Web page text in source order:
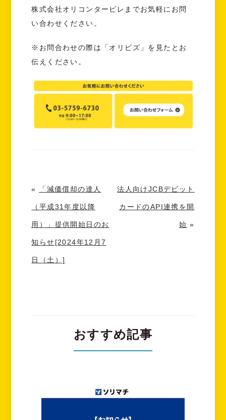
株式会社オリコンタービレまでお気軽にお問
い合わせください。
※お問合わせの際は「オリビズ」を見たとお
伝えください。
« 「減価償却の達人
（平成31年度以降
用）」提供開始日のお
知らせ[2024年12月7
日（土）]
法人向けJCBデビット
カードのAPI連携を開
始 »
おすすめ記事